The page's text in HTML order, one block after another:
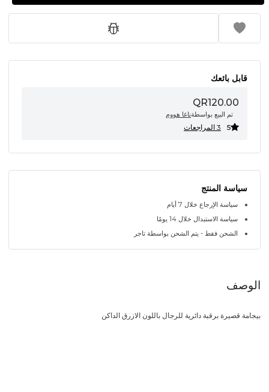
قابل بائعك
QR120.00
تم البيع بواسطةناغا هووم
5 3 المراجعات
سياسة المنتج
سياسة الإرجاع خلال 7 أيام
سياسة الاستبدال خلال 14 يومًا
الشحن فقط - يتم الشحن بواسطة تاجر
الوصف
بيجامة قصيرة برقبة دائرية للرجال باللون الازرق الداكن